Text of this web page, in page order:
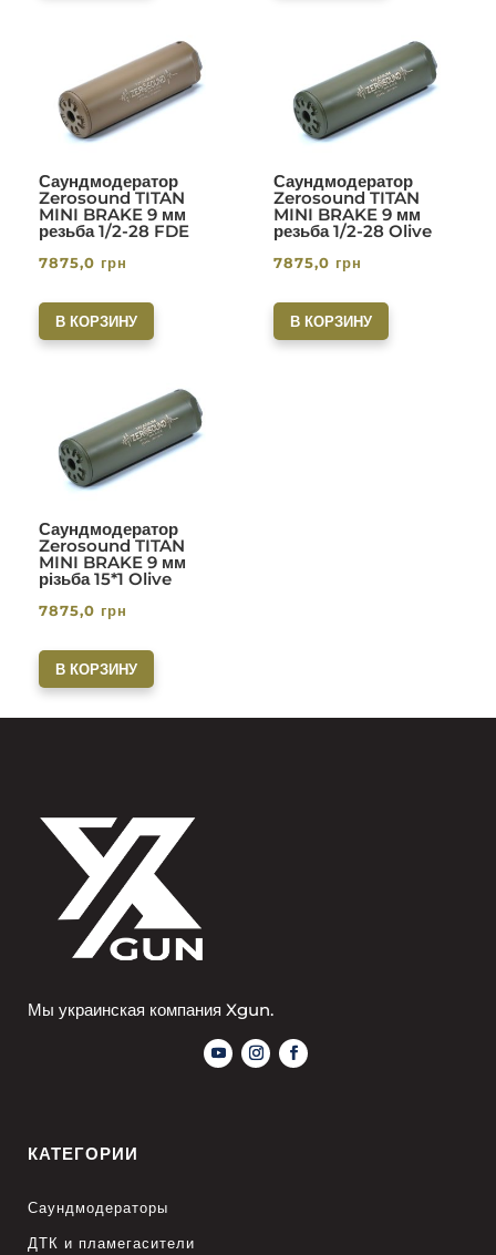
Саундмодератор
Zerosound TITAN
MINI BRAKE 9 мм
резьба 1/2-28 FDE
7875,0 грн
В КОРЗИНУ
Саундмодератор
Zerosound TITAN
MINI BRAKE 9 мм
резьба 1/2-28 Olive
7875,0 грн
В КОРЗИНУ
Саундмодератор
Zerosound TITAN
MINI BRAKE 9 мм
різьба 15*1 Olive
7875,0 грн
В КОРЗИНУ
Мы украинская компания Xgun.
КАТЕГОРИИ
Саундмодераторы
ДТК и пламегасители